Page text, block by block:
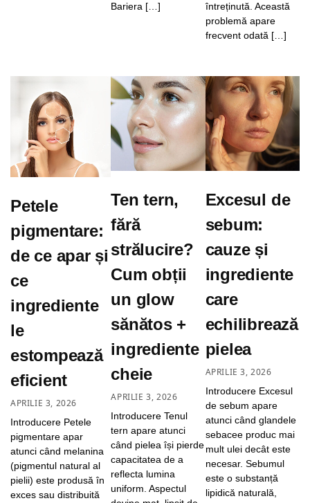
Bariera […]
întreținută. Această
problemă apare
frecvent odată […]
Petele
pigmentare:
de ce apar și
ce
ingrediente
le
estompează
eficient
APRILIE 3, 2026
Introducere Petele
pigmentare apar
atunci când melanina
(pigmentul natural al
pielii) este produsă în
exces sau distribuită
Ten tern,
fără
strălucire?
Cum obții
un glow
sănătos +
ingrediente
cheie
APRILIE 3, 2026
Introducere Tenul
tern apare atunci
când pielea își pierde
capacitatea de a
reflecta lumina
uniform. Aspectul
Excesul de
sebum:
cauze și
ingrediente
care
echilibrează
pielea
APRILIE 3, 2026
Introducere Excesul
de sebum apare
atunci când glandele
sebacee produc mai
mult ulei decât este
necesar. Sebumul
este o substanță
lipidică naturală,